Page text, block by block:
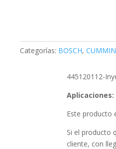
Categorías: BOSCH,
445120112-
Este producto
Si el producto
cliente, con